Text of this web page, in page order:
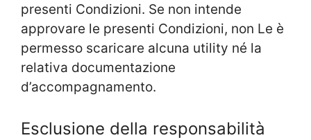
presenti Condizioni. Se non intende
approvare le presenti Condizioni, non Le è
permesso scaricare alcuna utility né la
relativa documentazione
d’accompagnamento.
Esclusione della responsabilità